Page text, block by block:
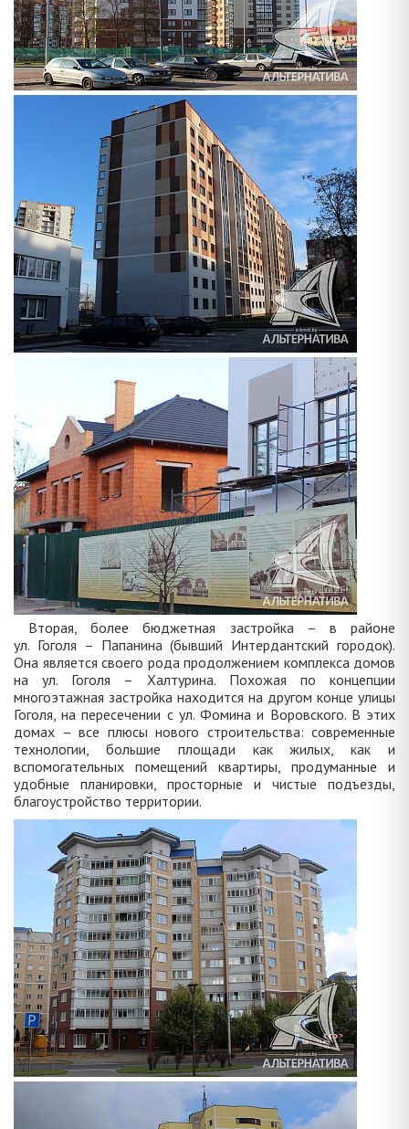
Вторая, более бюджетная застройка – в районе
ул. Гоголя – Папанина (бывший Интердантский городок).
Она является своего рода продолжением комплекса домов
на ул. Гоголя – Халтурина. Похожая по концепции
многоэтажная застройка находится на другом конце улицы
Гоголя, на пересечении с ул. Фомина и Воровского. В этих
домах – все плюсы нового строительства: современные
технологии, большие площади как жилых, как и
вспомогательных помещений квартиры, продуманные и
удобные планировки, просторные и чистые подъезды,
благоустройство территории.